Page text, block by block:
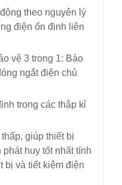
theo nguyên lý
điện ổn định liên
vệ 3 trong 1: Bảo
ngắt điện chủ
trong các thập kỉ
giúp thiết bị
huy tốt nhất tính
bị và tiết kiệm điện